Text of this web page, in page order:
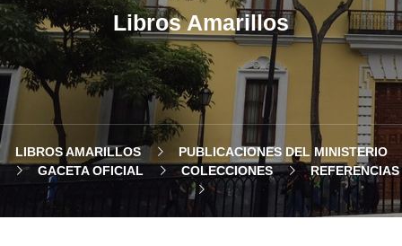
Libros Amarillos
LIBROS AMARILLOS
PUBLICACIONES DEL MINISTERIO
GACETA OFICIAL
COLECCIONES REFERENCIAS